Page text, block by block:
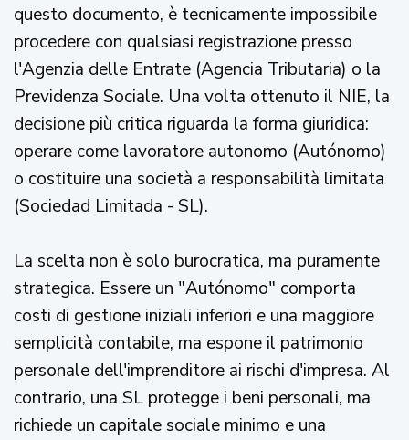
questo documento, è tecnicamente impossibile
procedere con qualsiasi registrazione presso
l'Agenzia delle Entrate (Agencia Tributaria) o la
Previdenza Sociale. Una volta ottenuto il NIE, la
decisione più critica riguarda la forma giuridica:
operare come lavoratore autonomo (Autónomo)
o costituire una società a responsabilità limitata
(Sociedad Limitada - SL).
La scelta non è solo burocratica, ma puramente
strategica. Essere un "Autónomo" comporta
costi di gestione iniziali inferiori e una maggiore
semplicità contabile, ma espone il patrimonio
personale dell'imprenditore ai rischi d'impresa. Al
contrario, una SL protegge i beni personali, ma
richiede un capitale sociale minimo e una